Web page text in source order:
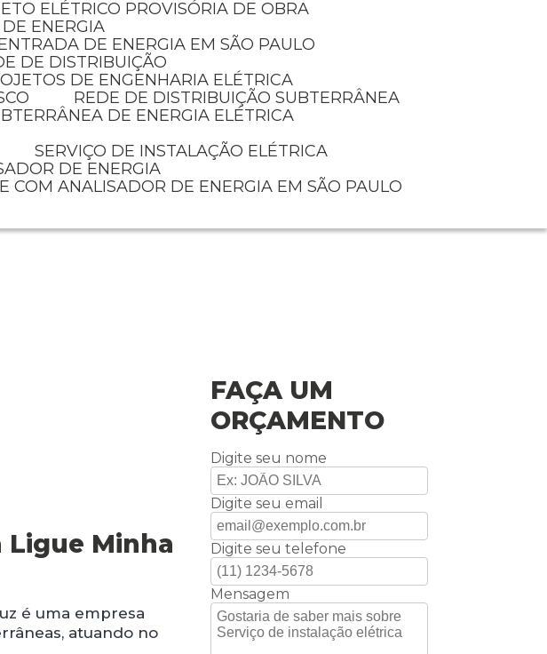
ELÉTRICO PROVISÓRIA DE OBRA
DE ENERGIA
ENTRADA DE ENERGIA EM SÃO PAULO
DE DISTRIBUIÇÃO
DE ENGENHARIA ELÉTRICA
REDE DE DISTRIBUIÇÃO SUBTERRÂNEA
DE ENERGIA ELÉTRICA
SERVIÇO DE INSTALAÇÃO ELÉTRICA
DE ENERGIA
COM ANALISADOR DE ENERGIA EM SÃO PAULO
Ligue Minha
é uma empresa
atuando no
FAÇA UM
ORÇAMENTO
Digite seu nome
Digite seu email
Digite seu telefone
Mensagem